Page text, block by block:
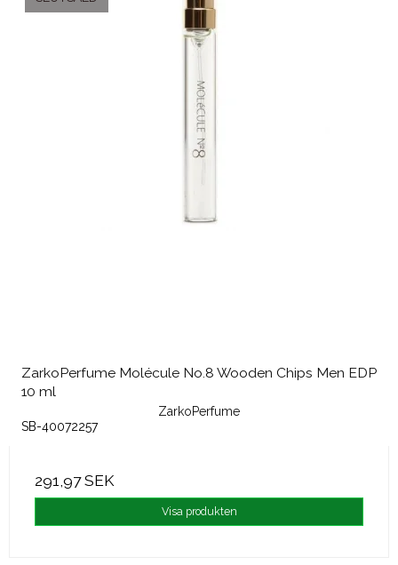
ZarkoPerfume Molécule No.8 Wooden Chips Men EDP
10 ml
ZarkoPerfume
SB-40072257
291,97 SEK
Visa produkten